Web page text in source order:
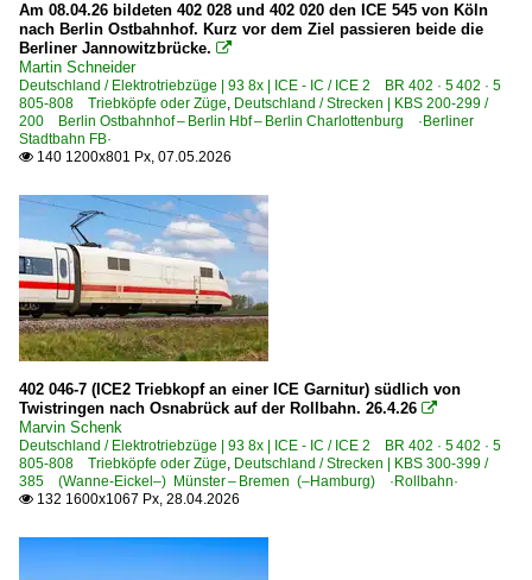
Am 08.04.26 bildeten 402 028 und 402 020 den ICE 545 von Köln
nach Berlin Ostbahnhof. Kurz vor dem Ziel passieren beide die
Berliner Jannowitzbrücke. 
Martin Schneider
Deutschland / Elektrotriebzüge | 93 8x | ICE - IC / ICE 2 BR 402 · 5 402 · 5
805-808 Triebköpfe oder Züge, Deutschland / Strecken | KBS 200-299 /
200 Berlin Ostbahnhof – Berlin Hbf – Berlin Charlottenburg ·Berliner
Stadtbahn FB·
 140 1200x801 Px, 07.05.2026
402 046-7 (ICE2 Triebkopf an einer ICE Garnitur) südlich von
Twistringen nach Osnabrück auf der Rollbahn. 26.4.26 
Marvin Schenk
Deutschland / Elektrotriebzüge | 93 8x | ICE - IC / ICE 2 BR 402 · 5 402 · 5
805-808 Triebköpfe oder Züge, Deutschland / Strecken | KBS 300-399 /
385 (Wanne-Eickel–) Münster – Bremen (–Hamburg) ·Rollbahn·
 132 1600x1067 Px, 28.04.2026